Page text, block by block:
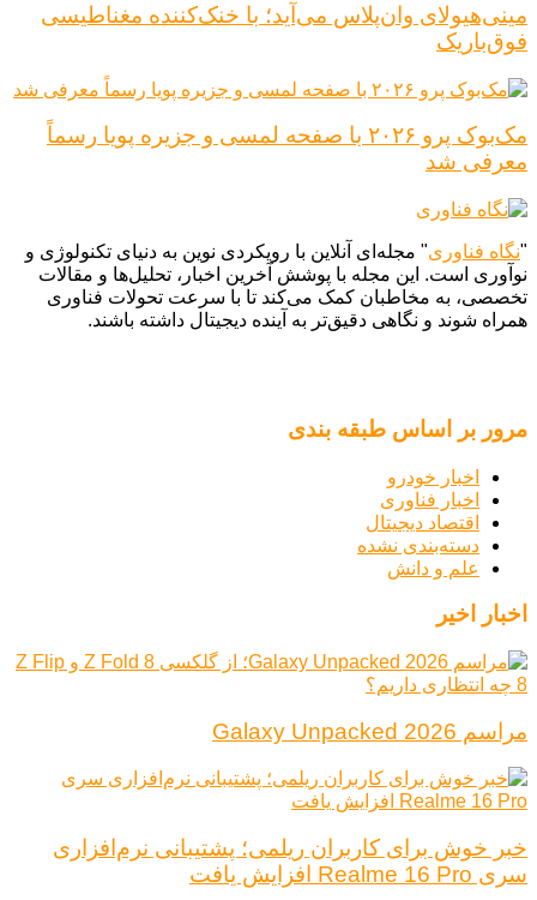
مینی‌هیولای وان‌پلاس می‌آید؛ با خنک‌کننده مغناطیسی
فوق‌باریک
مک‌بوک پرو ۲۰۲۶ با صفحه لمسی و جزیره پویا رسماً
معرفی شد
"نگاه فناوری" مجله‌ای آنلاین با رویکردی نوین به دنیای تکنولوژی و
نوآوری است. این مجله با پوشش آخرین اخبار، تحلیل‌ها و مقالات
تخصصی، به مخاطبان کمک می‌کند تا با سرعت تحولات فناوری
همراه شوند و نگاهی دقیق‌تر به آینده دیجیتال داشته باشند.
مرور بر اساس طبقه بندی
اخبار خودرو
اخبار فناوری
اقتصاد دیجیتال
دسته‌بندی نشده
علم و دانش
اخبار اخیر
مراسم Galaxy Unpacked 2026
خبر خوش برای کاربران ریلمی؛ پشتیبانی نرم‌افزاری
سری Realme 16 Pro افزایش یافت